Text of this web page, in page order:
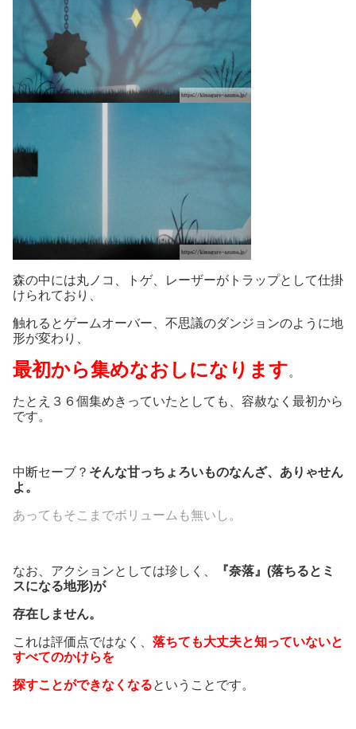
森の中には丸ノコ、トゲ、レーザーがトラップとして仕掛
けられており、
触れるとゲームオーバー、不思議のダンジョンのように地
形が変わり、
最初から集めなおしになります。
たとえ３６個集めきっていたとしても、容赦なく最初から
です。
中断セーブ？ そんな甘っちょろいものなんざ、ありゃせん
よ。
あってもそこまでボリュームも無いし。
なお、アクションとしては珍しく、
『奈落』(落ちるとミ
スになる地形)が
存在しません。
これは評価点ではなく、 落ちても大丈夫と知っていないと
すべてのかけらを
探すことができなくなるということです。